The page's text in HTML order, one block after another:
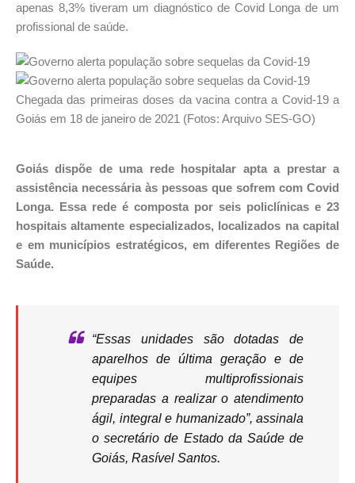
apenas 8,3% tiveram um diagnóstico de Covid Longa de um
profissional de saúde.
Chegada das primeiras doses da vacina contra a Covid-19 a
Goiás em 18 de janeiro de 2021 (Fotos: Arquivo SES-GO)
Goiás dispõe de uma rede hospitalar apta a prestar a
assistência necessária às pessoas que sofrem com Covid
Longa. Essa rede é composta por seis policlínicas e 23
hospitais altamente especializados, localizados na capital
e em municípios estratégicos, em diferentes Regiões de
Saúde.
“Essas unidades são dotadas de
aparelhos de última geração e de
equipes multiprofissionais
preparadas a realizar o atendimento
ágil, integral e humanizado”, assinala
o secretário de Estado da Saúde de
Goiás, Rasível Santos.